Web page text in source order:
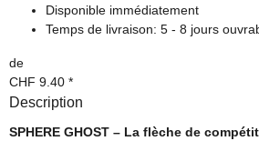
Disponible immédiatement
Temps de livraison: 5 - 8 jours
de
CHF 9.40 *
Description
SPHERE GHOST – La flèche de